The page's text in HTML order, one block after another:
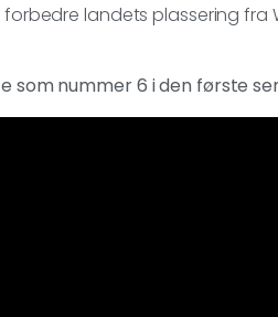
landets plassering fra
som nummer 6 i den første